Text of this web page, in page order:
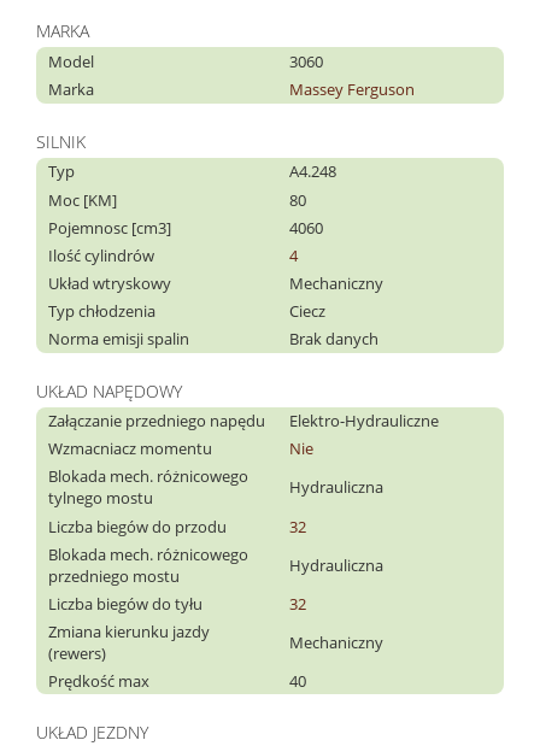
MARKA
Model
3060
Marka
Massey Ferguson
SILNIK
Typ
A4.248
Moc [KM]
80
Pojemnosc [cm3]
4060
Ilość cylindrów
4
Układ wtryskowy
Mechaniczny
Typ chłodzenia
Ciecz
Norma emisji spalin
Brak danych
UKŁAD NAPĘDOWY
Załączanie przedniego napędu
Elektro-Hydrauliczne
Wzmacniacz momentu
Nie
Blokada mech. różnicowego
tylnego mostu
Hydrauliczna
Liczba biegów do przodu
32
Blokada mech. różnicowego
przedniego mostu
Hydrauliczna
Liczba biegów do tyłu
32
Zmiana kierunku jazdy
(rewers)
Mechaniczny
Prędkość max
40
UKŁAD JEZDNY